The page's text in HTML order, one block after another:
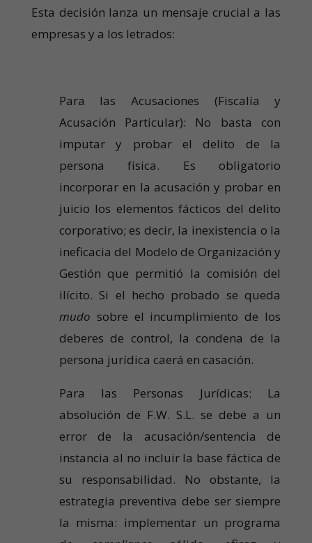
Esta decisión lanza un mensaje crucial a las
empresas y a los letrados:
Para las Acusaciones (Fiscalía y
Acusación Particular): No basta con
imputar y probar el delito de la
persona física. Es obligatorio
incorporar en la acusación y probar en
juicio los elementos fácticos del delito
corporativo; es decir, la inexistencia o la
ineficacia del Modelo de Organización y
Gestión que permitió la comisión del
ilícito. Si el hecho probado se queda
mudo sobre el incumplimiento de los
deberes de control, la condena de la
persona jurídica caerá en casación.
Para las Personas Jurídicas: La
absolución de F.W. S.L. se debe a un
error de la acusación/sentencia de
instancia al no incluir la base fáctica de
su responsabilidad. No obstante, la
estrategia preventiva debe ser siempre
la misma: implementar un programa